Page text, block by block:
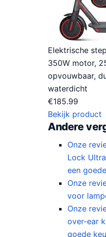
Elektrische
350W motor,
opvouwbaar,
waterdicht
€185.99
Bekijk product
Andere
Onze
Lock
een
Onze
voor
Onze
over-ear
goede